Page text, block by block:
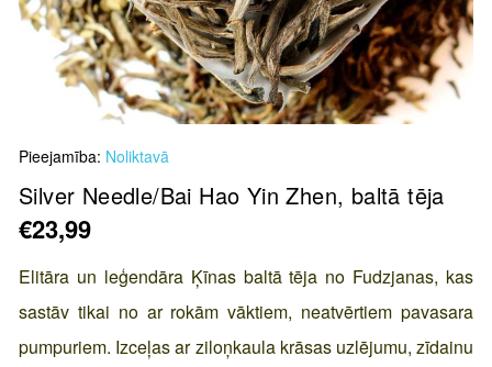
to
the
of
the
gallery
Pieejamība: Noliktavā
Silver Needle/Bai Hao Yin Zhen, baltā tēja
€23,99
Elitāra un leģendāra Ķīnas baltā tēja no Fudzjanas, kas
sastāv tikai no ar rokām vāktiem, neatvērtiem pavasara
pumpuriem. Izceļas ar ziloņkaula krāsas uzlējumu, zīdainu